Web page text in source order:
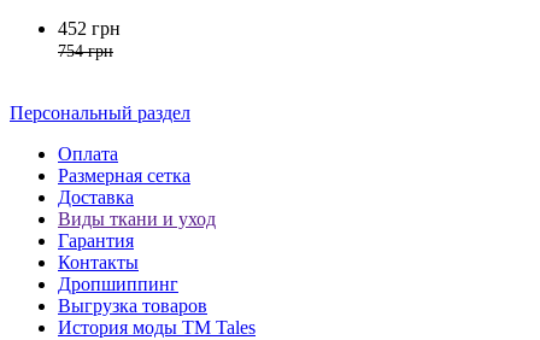
452 грн
754 грн
Персональный раздел
Оплата
Размерная сетка
Доставка
Виды ткани и уход
Гарантия
Контакты
Дропшиппинг
Выгрузка товаров
История моды ТМ Tales